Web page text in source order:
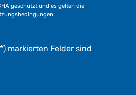
geschützt und es gelten die
.
markierten Felder sind